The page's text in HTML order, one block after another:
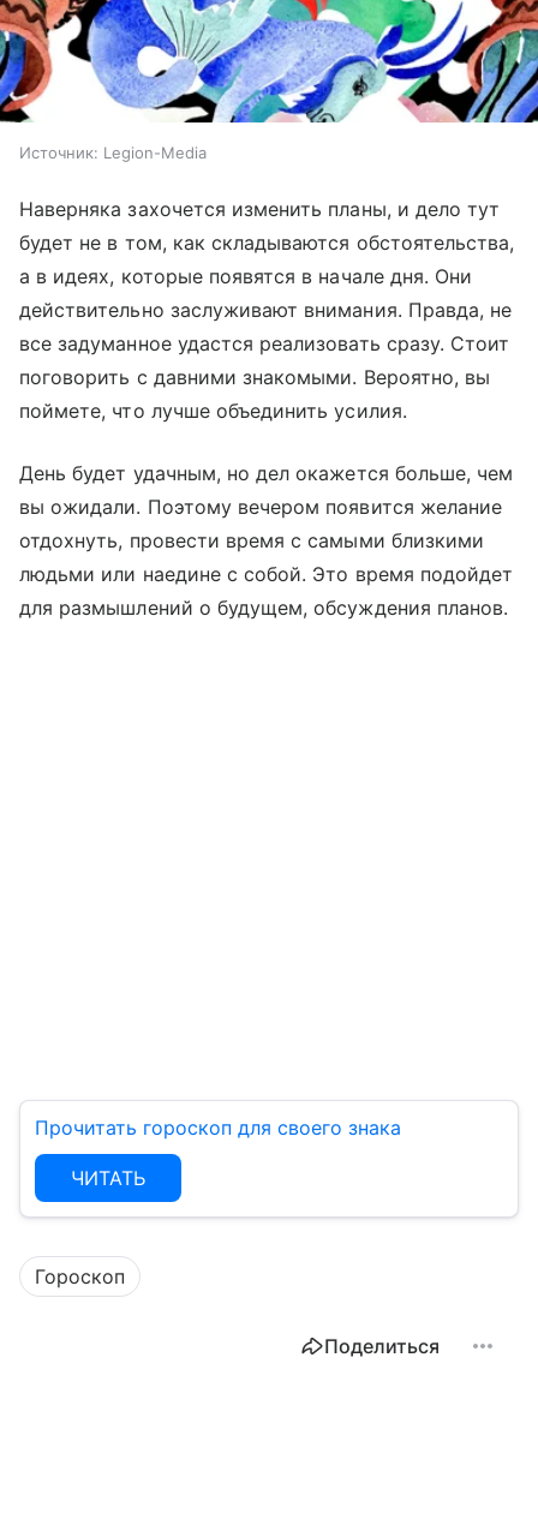
Источник: Legion-Media
Наверняка захочется изменить планы, и дело тут
будет не в том, как складываются обстоятельства,
а в идеях, которые появятся в начале дня. Они
действительно заслуживают внимания. Правда, не
все задуманное удастся реализовать сразу. Стоит
поговорить с давними знакомыми. Вероятно, вы
поймете, что лучше объединить усилия.
День будет удачным, но дел окажется больше, чем
вы ожидали. Поэтому вечером появится желание
отдохнуть, провести время с самыми близкими
людьми или наедине с собой. Это время подойдет
для размышлений о будущем, обсуждения планов.
Прочитать гороскоп для своего знака
ЧИТАТЬ
Гороскоп
Поделиться